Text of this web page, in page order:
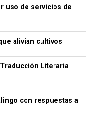
uso de servicios de
alivian cultivos
Literaria
con respuestas a